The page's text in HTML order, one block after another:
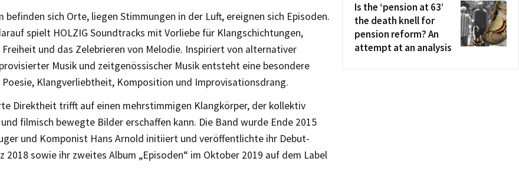
befinden sich Orte, liegen Stimmungen in der Luft, ereignen sich Episoden.
spielt HOLZIG Soundtracks mit Vorliebe für Klangschichtungen,
Freiheit und das Zelebrieren von Melodie. Inspiriert von alternativer
Musik und zeitgenössischer Musik entsteht eine besondere
Poesie, Klangverliebtheit, Komposition und Improvisationsdrang.
Direktheit trifft auf einen mehrstimmigen Klangkörper, der kollektiv
filmisch bewegte Bilder erschaffen kann. Die Band wurde Ende 2015
und Komponist Hans Arnold initiiert und veröffentlichte ihr Debut-
2018 sowie ihr zweites Album „Episoden“ im Oktober 2019 auf dem Label
Is the ‘pension at 63’
the death knell for
pension reform? An
attempt at an analysis